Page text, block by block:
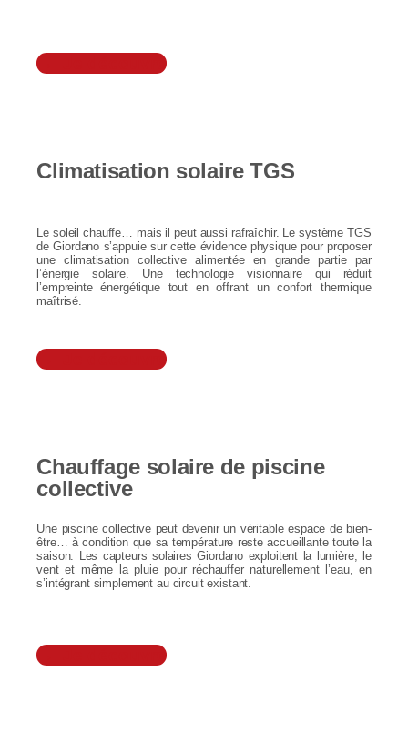
Je découvre
Climatisation solaire TGS
Le soleil chauffe… mais il peut aussi rafraîchir. Le système TGS
de Giordano s’appuie sur cette évidence physique pour proposer
une climatisation collective alimentée en grande partie par
l’énergie solaire. Une technologie visionnaire qui réduit
l’empreinte énergétique tout en offrant un confort thermique
maîtrisé.
Je découvre
Chauffage solaire de piscine
collective
Une piscine collective peut devenir un véritable espace de bien-
être… à condition que sa température reste accueillante toute la
saison. Les capteurs solaires Giordano exploitent la lumière, le
vent et même la pluie pour réchauffer naturellement l’eau, en
s’intégrant simplement au circuit existant.
Je découvre